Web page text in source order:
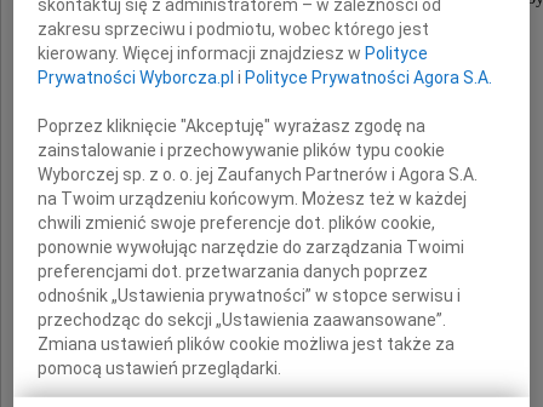
Odznaczony Złotym Krzyżem Zasługi,
Krzyżem Kawalerskim OOP,
Medalem Komisji Edukacji Narodowej,
i licznymi nagrodami JM Rektora.
Wyrazy głębokiego współczucia
Rodzinie
składają
Rektor, Senat
skontaktuj się z administratorem – w zależności od
zakresu sprzeciwu i podmiotu, wobec którego jest
kierowany. Więcej informacji znajdziesz w Polityce
Prywatności Wyborcza.pl i Polityce Prywatności Agora S.A.
Poprzez kliknięcie "Akceptuję" wyrażasz zgodę na
zainstalowanie i przechowywanie plików typu cookie
Wyborczej sp. z o. o. jej Zaufanych Partnerów i Agora S.A.
na Twoim urządzeniu końcowym. Możesz też w każdej
chwili zmienić swoje preferencje dot. plików cookie,
ponownie wywołując narzędzie do zarządzania Twoimi
preferencjami dot. przetwarzania danych poprzez
odnośnik „Ustawienia prywatności” w stopce serwisu i
przechodząc do sekcji „Ustawienia zaawansowane”.
Zmiana ustawień plików cookie możliwa jest także za
pomocą ustawień przeglądarki.